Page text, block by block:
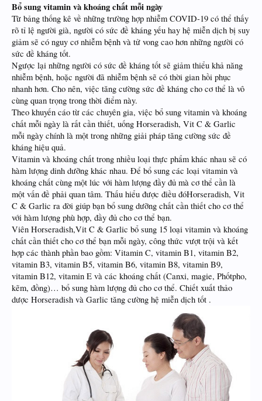
Bổ sung vitamin và khoáng chất mỗi ngày
Từ bảng thống kê về những trường hợp nhiễm COVID-19 có thể thấy
rõ tỉ lệ người già, người có sức đề kháng yếu hay hệ miễn dịch bị suy
giảm sẽ có nguy cơ nhiễm bệnh và tử vong cao hơn những người có
sức đề kháng tốt.
Ngược lại những người có sức đề kháng tốt sẽ giảm thiểu khả năng
nhiễm bệnh, hoặc người đã nhiễm bệnh sẽ có thời gian hồi phục
nhanh hơn. Cho nên, việc tăng cường sức đề kháng cho cơ thể là vô
cùng quan trọng trong thời điểm này.
Theo khuyến cáo từ các chuyên gia, việc bổ sung vitamin và khoáng
chất mỗi ngày là rất cần thiết, uống Horseradish, Vit C & Garlic
mỗi ngày chính là một trong những giải pháp tăng cường sức đề
kháng hiệu quả.
Vitamin và khoáng chất trong nhiều loại thực phẩm khác nhau sẽ có
hàm lượng dinh dưỡng khác nhau. Để bổ sung các loại vitamin và
khoáng chất cùng một lúc với hàm lượng đầy đủ mà cơ thể cần là
một vấn đề phải quan tâm. Thấu hiểu được điều đóHorseradish, Vit
C & Garlic ra đời giúp bạn bổ sung dưỡng chất cần thiết cho cơ thể
với hàm lượng phù hợp, đầy đủ cho cơ thể bạn.
Viên Horseradish,Vit C & Garlic bổ sung 15 loại vitamin và khoáng
chất cần thiết cho cơ thể bạn mỗi ngày, công thức vượt trội và kết
hợp các thành phần bao gồm: Vitamin C, vitamin B1, vitamin B2,
vitamin B3, vitamin B5, vitamin B6, vitamin B8, vitamin B9,
vitamin B12, vitamin E và các khoáng chất (Canxi, magie, Phốtpho,
kẽm, đồng)… bổ sung hàm lượng đủ cho cơ thể. Chiết xuất thảo
dược Horseradish và Garlic tăng cường hệ miễn dịch tốt .